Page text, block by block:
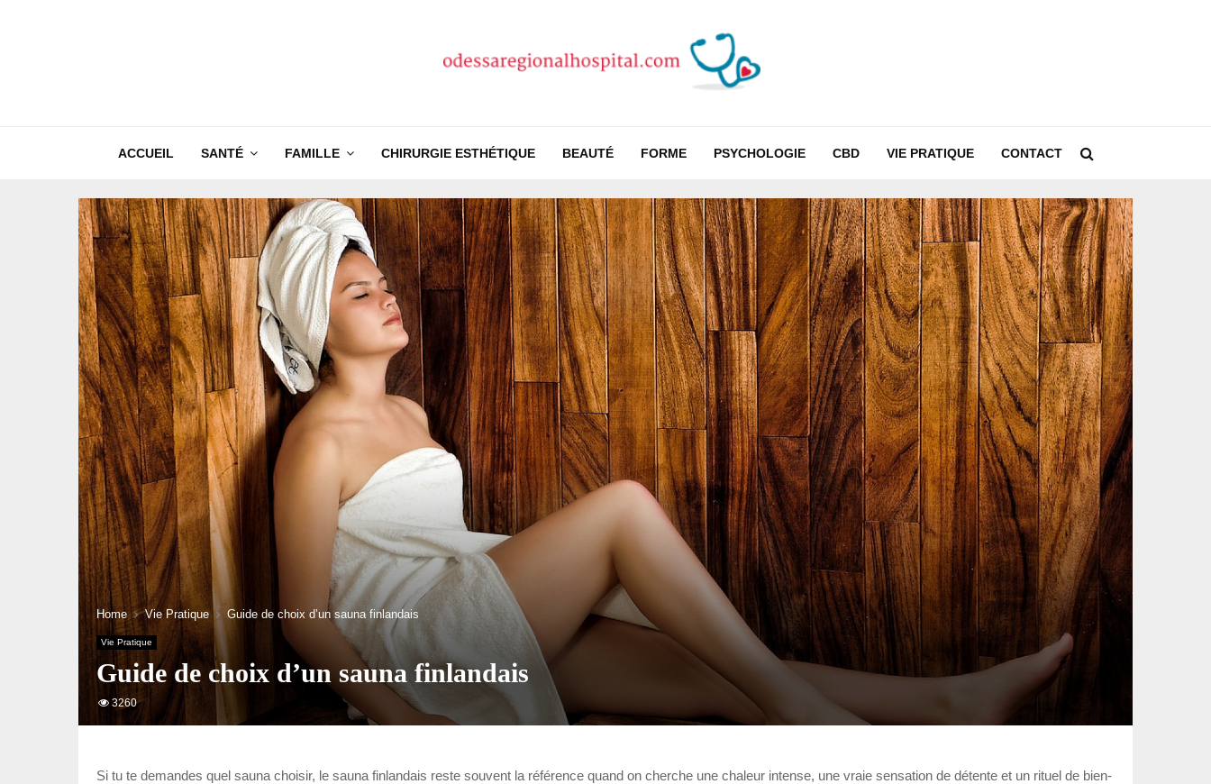
ACCUEIL SANTÉ FAMILLE CHIRURGIE ESTHÉTIQUE BEAUTÉ FORME PSYCHOLOGIE CBD VIE PRATIQUE CONTACT
Home Vie Pratique Guide de choix d’un sauna finlandais
Vie Pratique
Guide de choix d’un sauna finlandais
3260
Si tu te demandes quel sauna choisir, le sauna finlandais reste souvent la référence quand on cherche une chaleur intense, une vraie sensation de détente et un rituel de bien-